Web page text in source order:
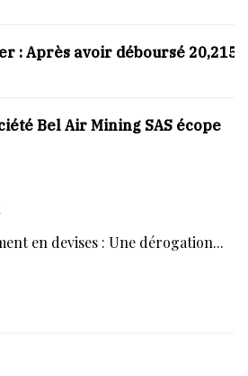
: Après avoir déboursé 20,215
Bel Air Mining SAS écope
en devises : Une dérogation...